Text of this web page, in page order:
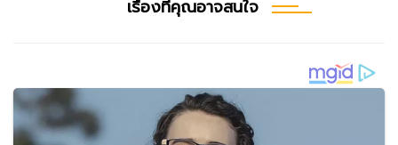
เรื่องที่คุณอาจสนใจ